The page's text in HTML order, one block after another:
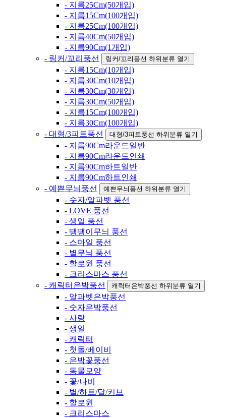
- 지름25Cm(50개입)
- 지름15Cm(100개입)
- 지름25Cm(100개입)
- 지름40Cm(50개입)
- 지름90Cm(1개입)
- 링커/꼬리풍선
링커/꼬리풍선 하위분류 열기
- 지름15Cm(10개입)
- 지름30Cm(10개입)
- 지름30Cm(30개입)
- 지름30Cm(50개입)
- 지름15Cm(100개입)
- 지름30Cm(100개입)
- 대형/3피트풍선
대형/3피트풍선 하위분류 열기
- 지름90Cm라운드일반
- 지름90Cm라운드인쇄
- 지름90Cm하트일반
- 지름90Cm하트인쇄
- 예쁜무늬풍선
예쁜무늬풍선 하위분류 열기
- 숫자/알파벳 풍선
- LOVE 풍선
- 생일 풍선
- 땡땡이무늬 풍선
- 스마일 풍선
- 별무늬 풍선
- 할로윈 풍선
- 크리스마스 풍선
- 캐릭터은박풍선
캐릭터은박풍선 하위분류 열기
- 알파벳은박풍선
- 숫자은박풍선
- 사랑
- 생일
- 캐릭터
- 첫돌/베이비
- 은박꽃풍선
- 동물모양
- 꽃/나비
- 별/하트/달/커브
- 할로윈
- 크리스마스